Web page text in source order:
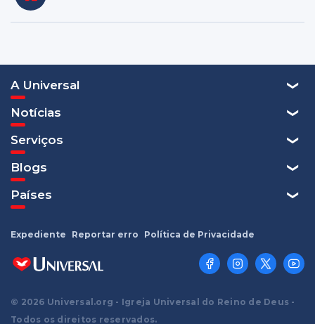
A Universal
Notícias
Serviços
Blogs
Países
© 2026 Universal.org - Igreja Universal do Reino de Deus -
Todos os direitos reservados.
Expediente Reportar erro Política de Privacidade